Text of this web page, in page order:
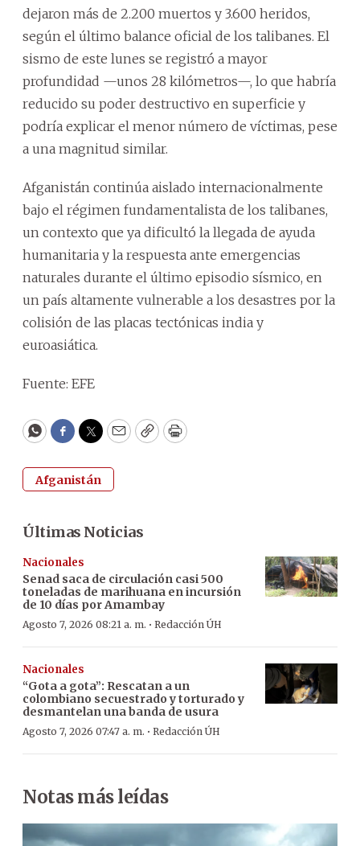
dejaron más de 2.200 muertos y 3.600 heridos,
según el último balance oficial de los talibanes. El
sismo de este lunes se registró a mayor
profundidad —unos 28 kilómetros—, lo que habría
reducido su poder destructivo en superficie y
podría explicar el menor número de víctimas, pese
a una magnitud similar.
Afganistán continúa aislado internacionalmente
bajo el régimen fundamentalista de los talibanes,
un contexto que ya dificultó la llegada de ayuda
humanitaria y la respuesta ante emergencias
naturales durante el último episodio sísmico, en
un país altamente vulnerable a los desastres por la
colisión de las placas tectónicas india y
euroasiática.
Fuente: EFE
WhatsApp
Facebook
Twitter
EmailCopyPrint
Afganistán
Últimas Noticias
Nacionales
Senad saca de circulación casi 500
toneladas de marihuana en incursión
de 10 días por Amambay
Agosto 7, 2026 08:21 a. m. · Redacción ÚH
Nacionales
“Gota a gota”: Rescatan a un
colombiano secuestrado y torturado y
desmantelan una banda de usura
Agosto 7, 2026 07:47 a. m. · Redacción ÚH
Notas más leídas